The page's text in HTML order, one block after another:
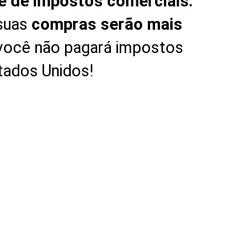
compras serão mais
não pagará impostos
Unidos!